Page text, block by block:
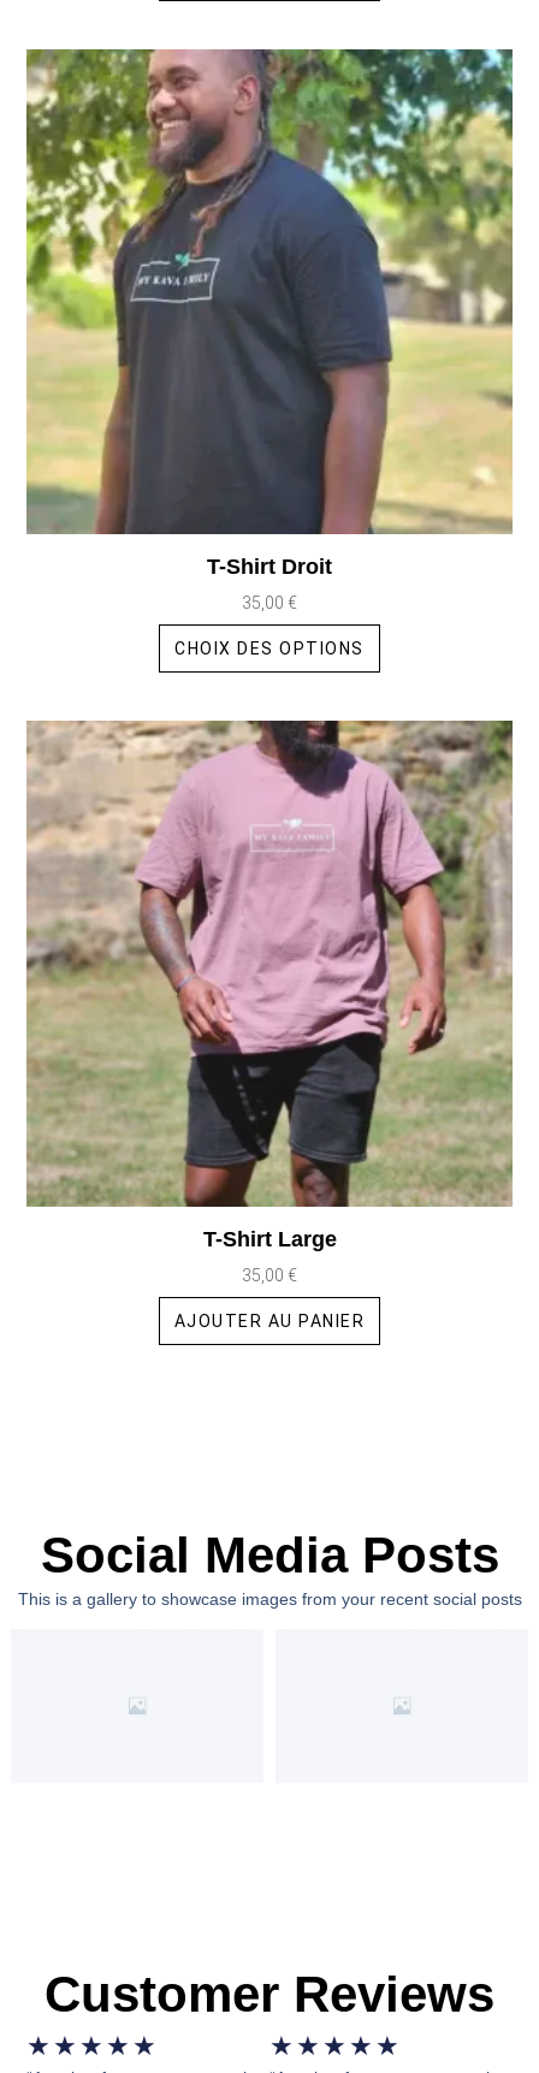
T-Shirt Droit
35,00 €
CHOIX DES OPTIONS
T-Shirt Large
35,00 €
AJOUTER AU PANIER
Social Media Posts
This is a gallery to showcase images from your recent social posts
Customer Reviews
★ ★ ★ ★ ★ ★ ★ ★ ★ ★